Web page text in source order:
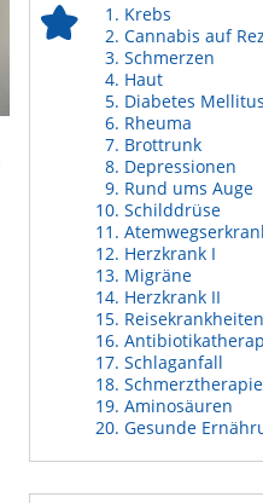
Krebs
Cannabis auf
Schmerzen
Haut
Diabetes Mellitus
Rheuma
Brottrunk
Depressionen
Rund ums Auge
Schilddrüse
Herzkrank I
Migräne
Herzkrank II
Reisekrankheiten
Schlaganfall
Schmerztherapie
Aminosäuren
Gesunde